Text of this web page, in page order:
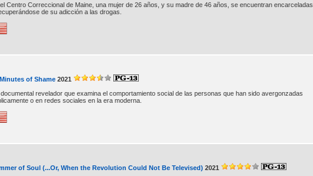
Centro Correccional de Maine, una mujer de 26 años, y su madre de 46 años, se encuentran encarceladas
de su adicción a las drogas.
of Shame 2021
revelador que examina el comportamiento social de las personas que han sido avergonzadas
o en redes sociales en la era moderna.
of Soul (...Or, When the Revolution Could Not Be Televised) 2021